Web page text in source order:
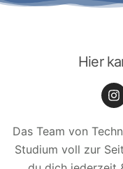
Hier
Das Team von
Studium voll zur